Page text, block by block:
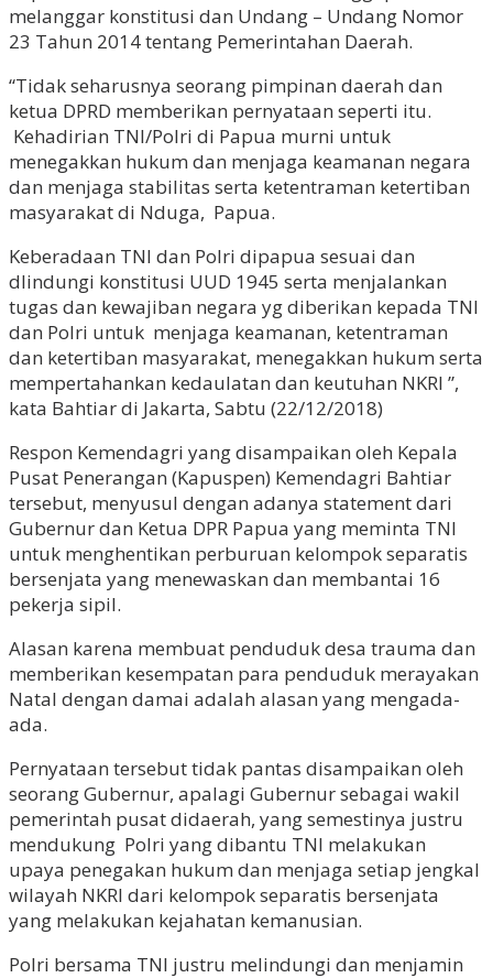
melanggar konstitusi dan Undang – Undang Nomor
23 Tahun 2014 tentang Pemerintahan Daerah.
“Tidak seharusnya seorang pimpinan daerah dan
ketua DPRD memberikan pernyataan seperti itu.
Kehadirian TNI/Polri di Papua murni untuk
menegakkan hukum dan menjaga keamanan negara
dan menjaga stabilitas serta ketentraman ketertiban
masyarakat di Nduga, Papua.
Keberadaan TNI dan Polri dipapua sesuai dan
dlindungi konstitusi UUD 1945 serta menjalankan
tugas dan kewajiban negara yg diberikan kepada TNI
dan Polri untuk menjaga keamanan, ketentraman
dan ketertiban masyarakat, menegakkan hukum serta
mempertahankan kedaulatan dan keutuhan NKRI ”,
kata Bahtiar di Jakarta, Sabtu (22/12/2018)
Respon Kemendagri yang disampaikan oleh Kepala
Pusat Penerangan (Kapuspen) Kemendagri Bahtiar
tersebut, menyusul dengan adanya statement dari
Gubernur dan Ketua DPR Papua yang meminta TNI
untuk menghentikan perburuan kelompok separatis
bersenjata yang menewaskan dan membantai 16
pekerja sipil.
Alasan karena membuat penduduk desa trauma dan
memberikan kesempatan para penduduk merayakan
Natal dengan damai adalah alasan yang mengada-
ada.
Pernyataan tersebut tidak pantas disampaikan oleh
seorang Gubernur, apalagi Gubernur sebagai wakil
pemerintah pusat didaerah, yang semestinya justru
mendukung Polri yang dibantu TNI melakukan
upaya penegakan hukum dan menjaga setiap jengkal
wilayah NKRI dari kelompok separatis bersenjata
yang melakukan kejahatan kemanusian.
Polri bersama TNI justru melindungi dan menjamin